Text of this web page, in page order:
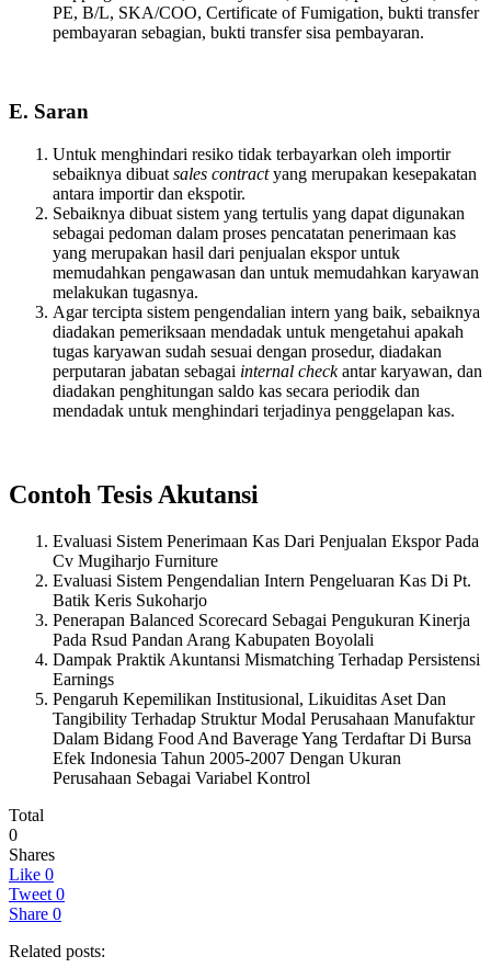
PE, B/L, SKA/COO, Certificate of Fumigation, bukti transfer
pembayaran sebagian, bukti transfer sisa pembayaran.
E. Saran
Untuk menghindari resiko tidak terbayarkan oleh importir
sebaiknya dibuat sales contractyang merupakan kesepakatan
antara importir dan ekspotir.
Sebaiknya dibuat sistem yang tertulis yang dapat digunakan
sebagai pedoman dalam proses pencatatan penerimaan kas
yang merupakan hasil dari penjualan ekspor untuk
memudahkan pengawasan dan untuk memudahkan karyawan
melakukan tugasnya.
Agar tercipta sistem pengendalian intern yang baik, sebaiknya
diadakan pemeriksaan mendadak untuk mengetahui apakah
tugas karyawan sudah sesuai dengan prosedur, diadakan
perputaran jabatan sebagai internal checkantar karyawan, dan
diadakan penghitungan saldo kas secara periodik dan
mendadak untuk menghindari terjadinya penggelapan kas.
Contoh Tesis Akutansi
Evaluasi Sistem Penerimaan Kas Dari Penjualan Ekspor Pada
Cv Mugiharjo Furniture
Evaluasi Sistem Pengendalian Intern Pengeluaran Kas Di Pt.
Batik Keris Sukoharjo
Penerapan Balanced Scorecard Sebagai Pengukuran Kinerja
Pada Rsud Pandan Arang Kabupaten Boyolali
Dampak Praktik Akuntansi Mismatching Terhadap Persistensi
Earnings
Pengaruh Kepemilikan Institusional, Likuiditas Aset Dan
Tangibility Terhadap Struktur Modal Perusahaan Manufaktur
Dalam Bidang Food And Baverage Yang Terdaftar Di Bursa
Efek Indonesia Tahun 2005-2007 Dengan Ukuran
Perusahaan Sebagai Variabel Kontrol
Total
0
Shares
Like 0
Tweet 0
Share 0
Related posts: